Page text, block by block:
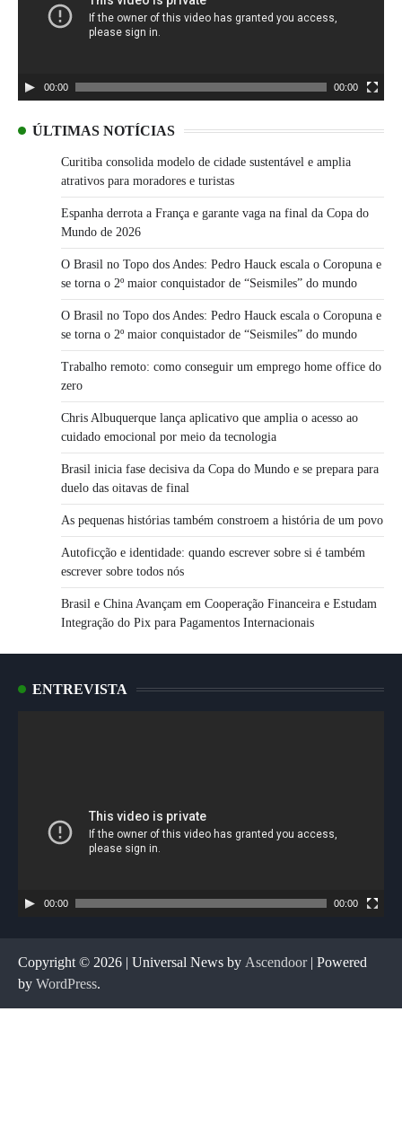
00:00 00:00
ÚLTIMAS NOTÍCIAS
Curitiba consolida modelo de cidade sustentável e amplia
atrativos para moradores e turistas
Espanha derrota a França e garante vaga na final da Copa do
Mundo de 2026
O Brasil no Topo dos Andes: Pedro Hauck escala o Coropuna e
se torna o 2º maior conquistador de “Seismiles” do mundo
O Brasil no Topo dos Andes: Pedro Hauck escala o Coropuna e
se torna o 2º maior conquistador de “Seismiles” do mundo
Trabalho remoto: como conseguir um emprego home office do
zero
Chris Albuquerque lança aplicativo que amplia o acesso ao
cuidado emocional por meio da tecnologia
Brasil inicia fase decisiva da Copa do Mundo e se prepara para
duelo das oitavas de final
As pequenas histórias também constroem a história de um povo
Autoficção e identidade: quando escrever sobre si é também
escrever sobre todos nós
Brasil e China Avançam em Cooperação Financeira e Estudam
Integração do Pix para Pagamentos Internacionais
ENTREVISTA
00:00 00:00
Copyright © 2026 | Universal News by Ascendoor| Powered
by WordPress.